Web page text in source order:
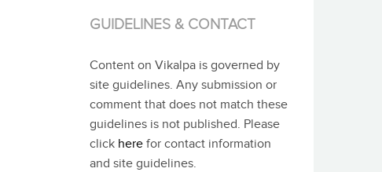
GUIDELINES & CONTACT
Content on Vikalpa is governed by
site guidelines. Any submission or
comment that does not match these
guidelines is not published. Please
click here for contact information
and site guidelines.